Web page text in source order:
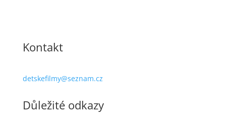
Kontakt
detskefilmy@seznam.cz
Důležité odkazy